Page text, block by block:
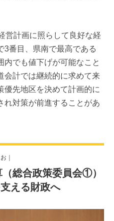
営計画に照らして良好な経
3番目、県南で最高である
内でも値下げが可能なこと
会計では継続的に求めて来
優先地区を決めて計画的に
れ対策が前進することがあ
総合政策委員会①）
える財政へ